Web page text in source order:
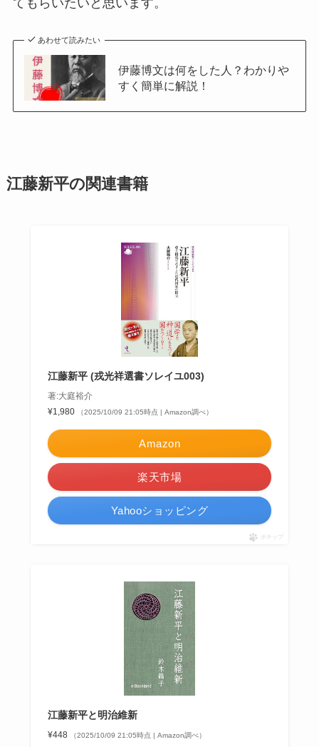
あわせて読みたい
伊藤博文は何をした人？わかりや
すく簡単に解説！
江藤新平の関連書籍
江藤新平 (戎光祥選書ソレイユ003)
著:大庭裕介
¥1,980
（2025/10/09 21:05時点 | Amazon調べ）
Amazon
楽天市場
Yahooショッピング
ポチップ
江藤新平と明治維新
¥448 （2025/10/09 21:05時点 | Amazon調べ）